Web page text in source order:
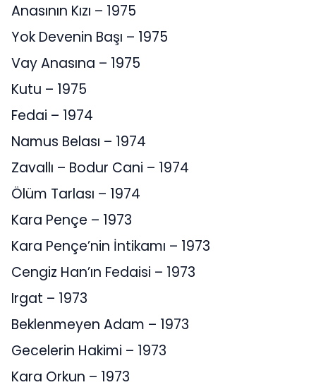
Anasının Kızı – 1975
Yok Devenin Başı – 1975
Vay Anasına – 1975
Kutu – 1975
Fedai – 1974
Namus Belası – 1974
Zavallı – Bodur Cani – 1974
Ölüm Tarlası – 1974
Kara Pençe – 1973
Kara Pençe’nin İntikamı – 1973
Cengiz Han’ın Fedaisi – 1973
Irgat – 1973
Beklenmeyen Adam – 1973
Gecelerin Hakimi – 1973
Kara Orkun – 1973